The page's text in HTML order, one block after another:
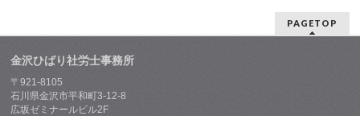
ち
ら
PAGETOP
金沢ひばり社労士事務所
〒921-8105
石川県金沢市平和町3-12-8
広坂ゼミナールビル2F